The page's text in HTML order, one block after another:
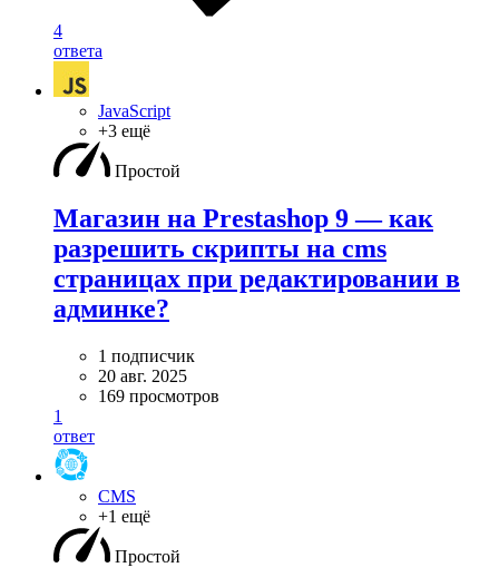
4
ответа
JavaScript
+3 ещё
Простой
Магазин на Prestashop 9 — как
разрешить скрипты на cms
страницах при редактировании в
админке?
1 подписчик
20 авг. 2025
169 просмотров
1
ответ
CMS
+1 ещё
Простой